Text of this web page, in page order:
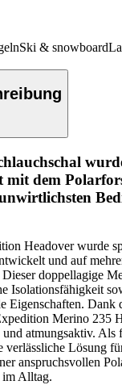
Ski & snowboard
mit dem
Headover wurde
und auf
doppellagige
Isolationsfähigkeit
Eigenschaften. Dank
Merino 235
und atmungsaktiv.
verlässliche Lösung
anspruchsvollen
im Alltag.